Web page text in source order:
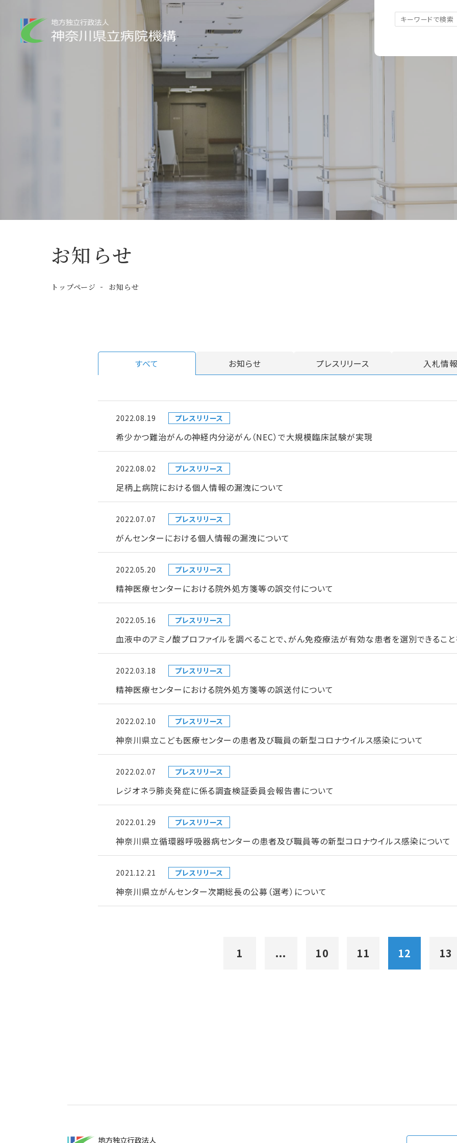
お知らせ
トップページ お知らせ
すべて お知らせ プレスリリース 入札情
2022.08.19 プレスリリース
希少かつ難治がんの神経内分泌がん（NEC）で大規模臨床試験が実現
2022.08.02 プレスリリース
足柄上病院における個人情報の漏洩について
2022.07.07 プレスリリース
がんセンターにおける個人情報の漏洩について
2022.05.20 プレスリリース
精神医療センターにおける院外処方箋等の誤交付について
2022.05.16 プレスリリース
血液中のアミノ酸プロファイルを調べることで、がん免疫療法が有効な患者を選別できるこ
2022.03.18 プレスリリース
精神医療センターにおける院外処方箋等の誤送付について
2022.02.10 プレスリリース
神奈川県立こども医療センターの患者及び職員の新型コロナウイルス感染について
2022.02.07 プレスリリース
レジオネラ肺炎発症に係る調査検証委員会報告書について
2022.01.29 プレスリリース
神奈川県立循環器呼吸器病センターの患者及び職員等の新型コロナウイルス感染について
2021.12.21 プレスリリース
神奈川県立がんセンター次期総長の公募（選考）について
1 ... 10 11 12 13